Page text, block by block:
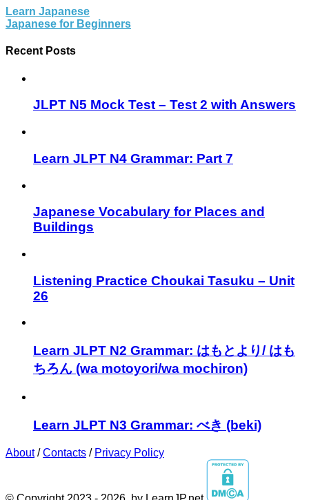
Learn Japanese
Japanese for Beginners
Recent Posts
JLPT N5 Mock Test – Test 2 with Answers
Learn JLPT N4 Grammar: Part 7
Japanese Vocabulary for Places and
Buildings
Listening Practice Choukai Tasuku – Unit
26
Learn JLPT N2 Grammar: はもとより/ はも
ちろん (wa motoyori/wa mochiron)
Learn JLPT N3 Grammar: べき (beki)
About/Contacts / Privacy Policy